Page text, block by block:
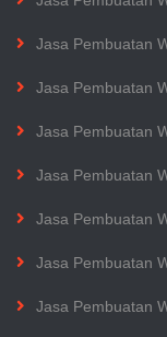
Jasa Pembuatan
Jasa Pembuatan
Jasa Pembuatan
Jasa Pembuatan
Jasa Pembuatan
Jasa Pembuatan
Jasa Pembuatan